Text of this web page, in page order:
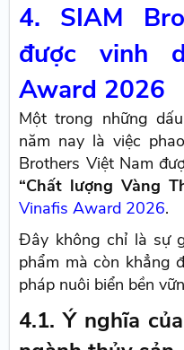
4. SIAM
được vinh
Award 2026
Một trong những
năm nay là việc
Brothers Việt Nam
“Chất lượng Vàng
Vinafis Award 2026.
Đây không chỉ là sự
phẩm mà còn khẳng
pháp nuôi biển bền
4.1. Ý nghĩa